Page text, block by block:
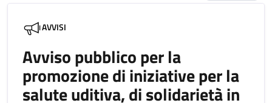
AVVISI
Avviso pubblico per la
promozione di iniziative per la
salute uditiva, di solidarietà in